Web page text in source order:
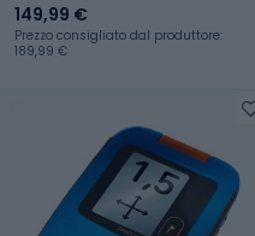
149,99 €
Prezzo consigliato dal produttore:
189,99 €